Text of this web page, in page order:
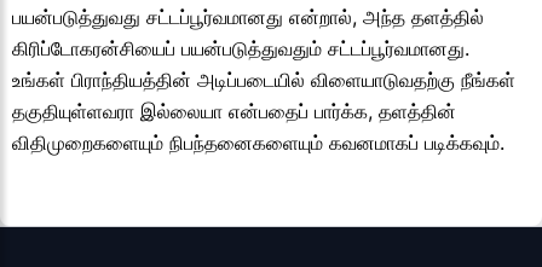
பயன்படுத்துவது சட்டப்பூர்வமானது என்றால், அந்த தளத்தில்
கிரிப்டோகரன்சியைப் பயன்படுத்துவதும் சட்டப்பூர்வமானது.
உங்கள் பிராந்தியத்தின் அடிப்படையில் விளையாடுவதற்கு நீங்கள்
தகுதியுள்ளவரா இல்லையா என்பதைப் பார்க்க, தளத்தின்
விதிமுறைகளையும் நிபந்தனைகளையும் கவனமாகப் படிக்கவும்.